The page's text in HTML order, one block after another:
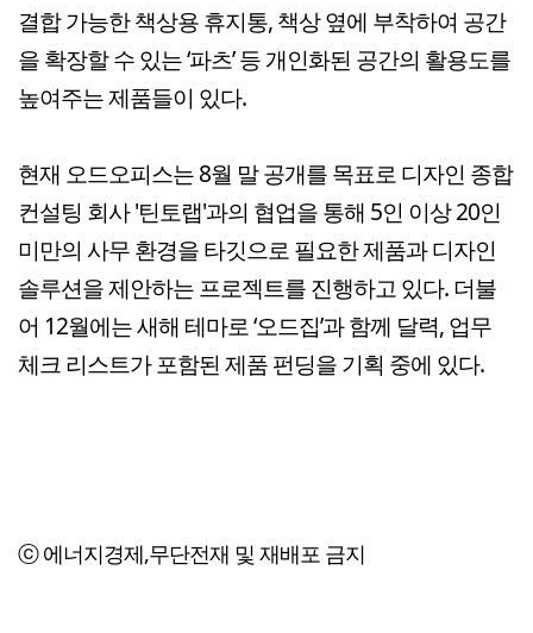
결합 가능한 책상용 휴지통, 책상 옆에 부착하여 공간
을 확장할 수 있는 ‘파츠’ 등 개인화된 공간의 활용도를
높여주는 제품들이 있다.
현재 오드오피스는 8월 말 공개를 목표로 디자인 종합
컨설팅 회사 '틴토랩'과의 협업을 통해 5인 이상 20인
미만의 사무 환경을 타깃으로 필요한 제품과 디자인
솔루션을 제안하는 프로젝트를 진행하고 있다. 더불
어 12월에는 새해 테마로 ‘오드집’과 함께 달력, 업무
체크 리스트가 포함된 제품 펀딩을 기획 중에 있다.
ⓒ 에너지경제,무단전재 및 재배포 금지